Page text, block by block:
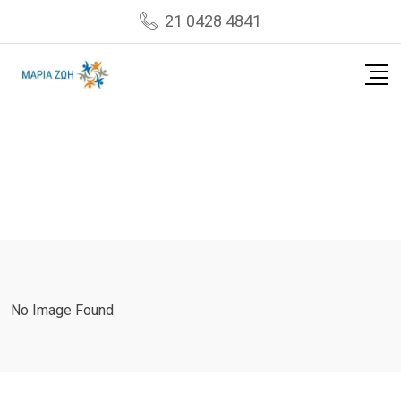
21 0428 4841
No Image Found